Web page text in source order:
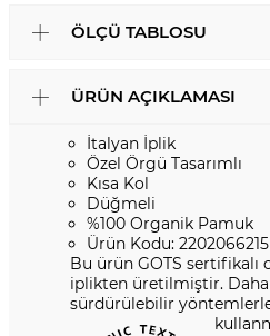
ÖLÇÜ TABLOSU
ÜRÜN AÇIKLAMASI
İtalyan İplik
Özel Örgü Tasarımlı
Kısa Kol
Düğmeli
%100 Organik Pamuk
Ürün Kodu: 2202066215
Bu ürün GOTS sertifikalı
iplikten üretilmiştir.
sürdürülebilir